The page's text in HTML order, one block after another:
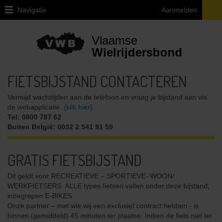
Navigatie Aanmelden
Lid
Ledenvoordelen
Verzekering
Info
ziekenfonds
Magazine
Lidmaatschap
voor
heel
Vlaamse
Wielrijdersbond
FIETSBIJSTAND CONTACTEREN
Vermijd wachttijden aan de telefoon en vraag je bijstand aan via
de webapplicatie. (klik hier)
Tel: 0800 787 62
Buiten België: 0032 2 541 91 59
GRATIS FIETSBIJSTAND
Dit geldt voor RECREATIEVE – SPORTIEVE- WOON/
WERKFIETSERS. ALLE types fietsen vallen onder deze bijstand,
inbegrepen E-BIKES.
Onze partner – met wie wij een exclusief contract hebben - is
binnen (gemiddeld) 45 minuten ter plaatse. Indien de fiets niet ter